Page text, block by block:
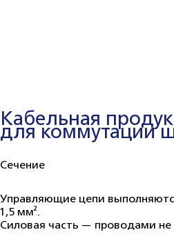
Кабельная
для коммутации
Сечение
Управляющие цепи
1,5 мм².
Силовая часть — проводами не